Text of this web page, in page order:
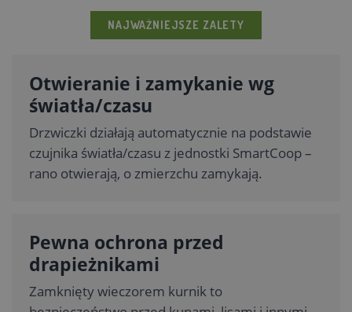
NAJWAŻNIEJSZE ZALETY
Otwieranie i zamykanie wg
światła/czasu
Drzwiczki działają automatycznie na podstawie
czujnika światła/czasu z jednostki SmartCoop –
rano otwierają, o zmierzchu zamykają.
Pewna ochrona przed
drapieżnikami
Zamknięty wieczorem kurnik to